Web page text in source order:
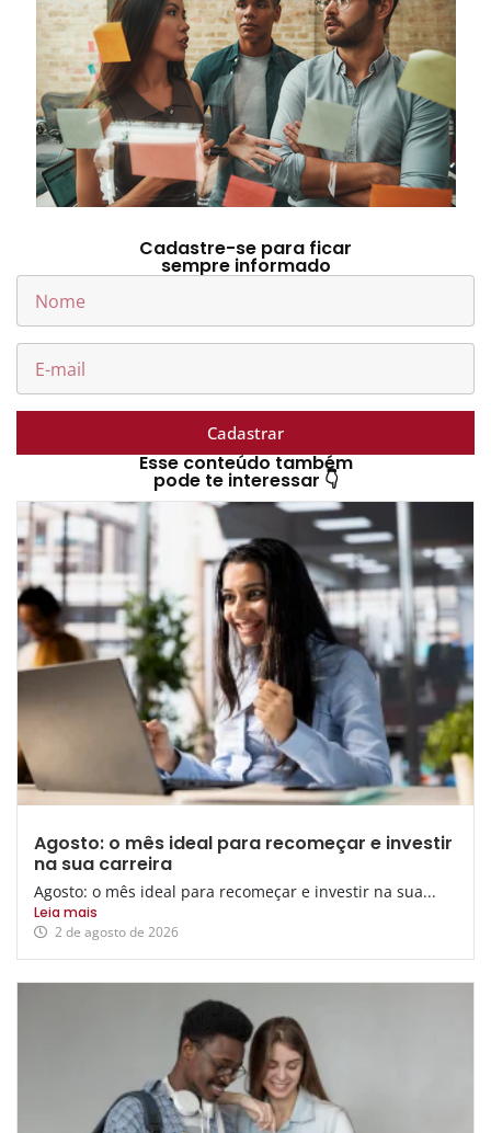
Cadastre-se para ficar
sempre informado
Cadastrar
Esse conteúdo também
pode te interessar 👇
Agosto: o mês ideal para recomeçar e investir
na sua carreira
Agosto: o mês ideal para recomeçar e investir na sua...
Leia mais
2 de agosto de 2026